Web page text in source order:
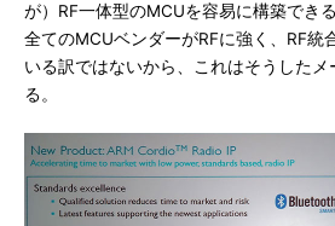
が）RF一体型のMCUを容易に構築でき
全てのMCUベンダーがRFに強く、RF統
いる訳ではないから、これはそうしたメ
る。